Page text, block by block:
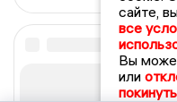
сайте,
все
Вы
или